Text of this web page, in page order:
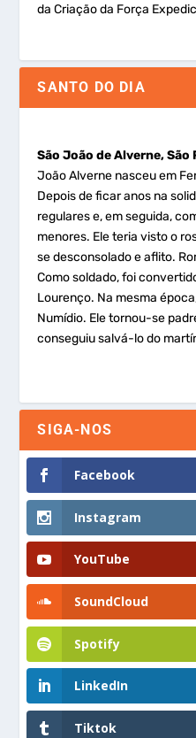
da Criação da Força
SANTO DO DIA
São João de Alverne, São
João Alverne nasceu em
Depois de ficar anos na
regulares e, em seguida,
menores. Ele teria visto o
se desconsolado e aflito.
Como soldado, foi
Lourenço. Na mesma
Numídio. Ele tornou-se
conseguiu salvá-lo do
SIGA-NOS
Facebook
Instagram
YouTube
SoundCloud
Spotify
LinkedIn
Tiktok